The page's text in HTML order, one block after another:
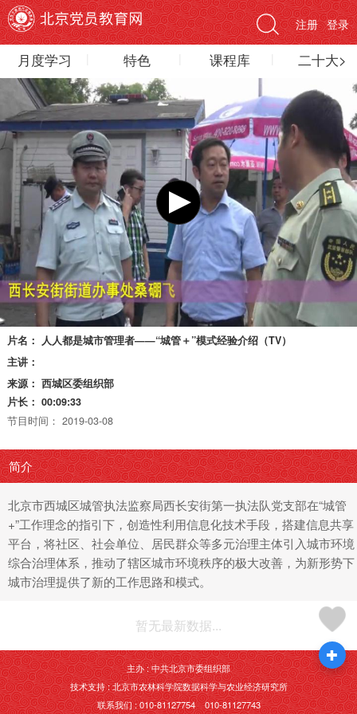
登录
注册
月度学习 特色 课程库 二十大>
片名： 人人都是城市管理者——“城管＋”模式经验介绍（TV）
主讲：
来源： 西城区委组织部
片长： 00:09:33
节目时间： 2019-03-08
简介
北京市西城区城管执法监察局西长安街第一执法队党支部在“城管
+”工作理念的指引下，创造性利用信息化技术手段，搭建信息共享
平台，将社区、社会单位、居民群众等多元治理主体引入城市环境
综合治理体系，推动了辖区城市环境秩序的极大改善，为新形势下
城市治理提供了新的工作思路和模式。
暂无最新数据...
主办 : 中共北京市委组织部
技术支持 : 北京市农林科学院数据科学与农业经济研究所
联系我们 : 010-81127754 010-81127743